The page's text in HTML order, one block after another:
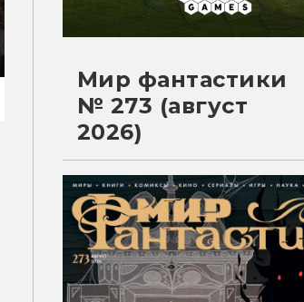
Мир фантастики
№ 273 (август
2026)